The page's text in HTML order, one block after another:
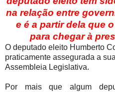
na relação entre
e é a partir dela que
para chegar à
O deputado eleito Humberto
praticamente assegurada a
Assembleia Legislativa.
Por mais que algum